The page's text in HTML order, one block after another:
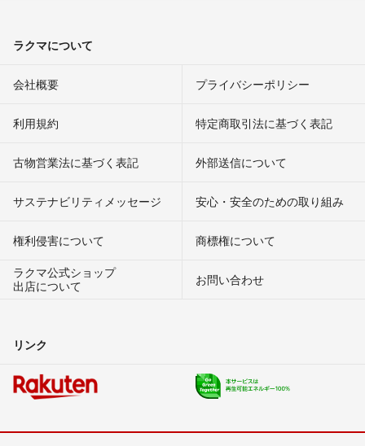
ラクマについて
会社概要 プライバシーポリシー
利用規約 特定商取引法に基づく表記
古物営業法に基づく表記 外部送信について
サステナビリティメッセージ 安心・安全のための取り組み
権利侵害について
商標権について
ラクマ公式ショップ
出店について
お問い合わせ
リンク